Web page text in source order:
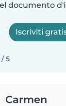
documento
Iscriviti
5
Carmen